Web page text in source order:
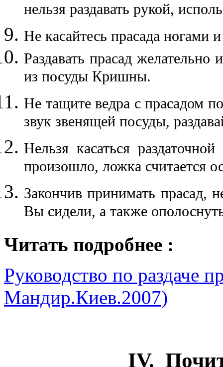
нельзя раздавать рукой,
Не касайтесь прасада ногами
Раздавать прасад желательно
из посуды Кришны.
Не тащите ведра с прасадом
звук звенящей посуды,
Нельзя касаться
произошло, ложка считается
Закончив принимать прасад,
Вы сидели, а также
Читать подробнее :
Руководство по раздаче
Мандир.Киев.2007)
IV.